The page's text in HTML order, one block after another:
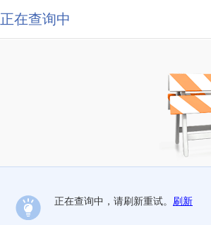
正在查询中
正在查询中，请刷新重试。 刷新